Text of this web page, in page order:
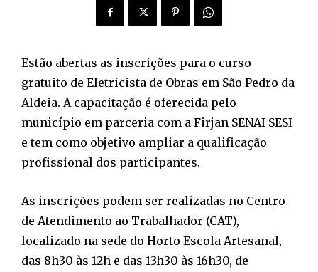
Estão abertas as inscrições para o curso
gratuito de Eletricista de Obras em São Pedro da
Aldeia. A capacitação é oferecida pelo
município em parceria com a Firjan SENAI SESI
e tem como objetivo ampliar a qualificação
profissional dos participantes.
As inscrições podem ser realizadas no Centro
de Atendimento ao Trabalhador (CAT),
localizado na sede do Horto Escola Artesanal,
das 8h30 às 12h e das 13h30 às 16h30, de